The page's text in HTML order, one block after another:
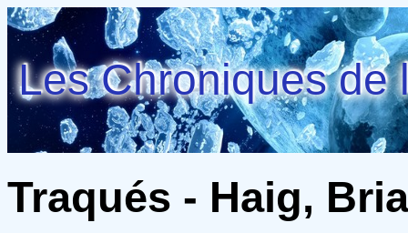
Les Chroniques de
Traqués - Haig,